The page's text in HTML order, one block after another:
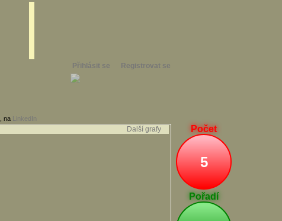
Další grafy
Přihlásit se Registrovat se
Počet
5
Pořadí
, na LinkedIn